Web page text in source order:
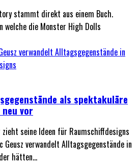
stammt direkt aus einem Buch.
welche die Monster High Dolls
als spektakuläre
vor
seine Ideen für Raumschiffdesigns
Geusz verwandelt Alltagsgegenstände in
hätten...